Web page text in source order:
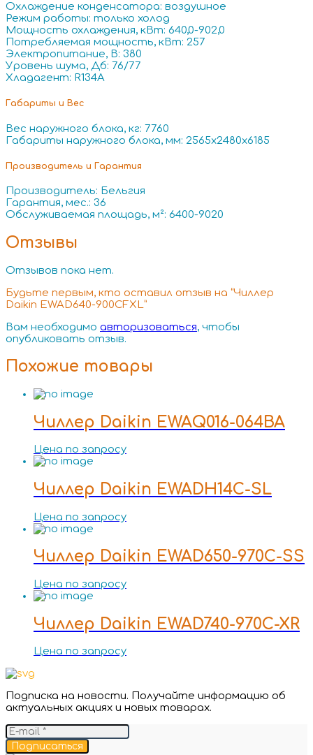
Охлаждение конденсатора: воздушное
Режим работы: только холод
Мощность охлаждения, кВт: 640,0-902,0
Потребляемая мощность, кВт: 257
Электропитание, В: 380
Уровень шума, Дб: 76/77
Хладагент: R134A
Габариты и Вес
Вес наружного блока, кг: 7760
Габариты наружного блока, мм: 2565x2480x6185
Производитель и Гарантия
Производитель: Бельгия
Гарантия, мес.: 36
Обслуживаемая площадь, м²: 6400-9020
Отзывы
Отзывов пока нет.
Будьте первым, кто оставил отзыв на “Чиллер
Daikin EWAD640-900CFXL”
Вам необходимо авторизоваться, чтобы
опубликовать отзыв.
Похожие товары
Чиллер Daikin EWAQ016-064BA
Цена по запросу
Чиллер Daikin EWADH14C-SL
Цена по запросу
Чиллер Daikin EWAD650-970C-SS
Цена по запросу
Чиллер Daikin EWAD740-970C-XR
Цена по запросу
Подписка на новости. Получайте информацию об
актуальных акциях и новых товарах.
Подписаться